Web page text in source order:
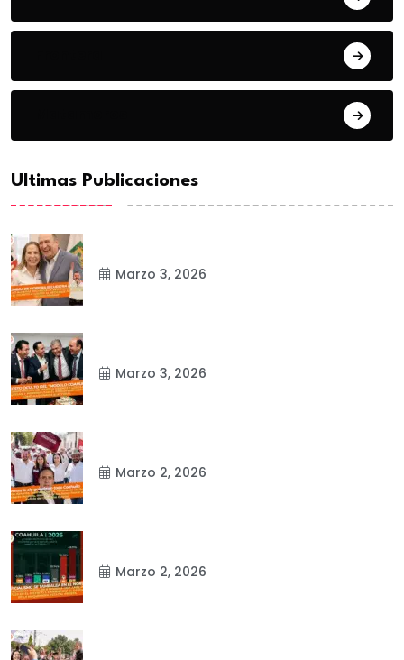
Ultimas Publicaciones
Marzo 3, 2026
Marzo 3, 2026
Marzo 2, 2026
Marzo 2, 2026